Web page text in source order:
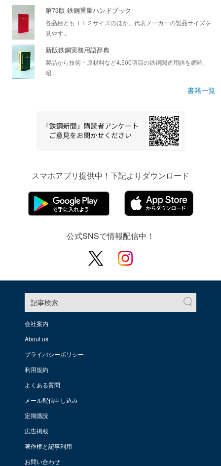
第73版 鉄鋼重量ハンドブック
各品種ともＪＩＳサイズのほか、代表メーカーの製品サイズを
見やす...
新版鉄鋼実務用語辞典
製品から技術・原材料など4,500項目の鉄鋼関連用語を網羅、
昭...
書籍一覧
スマホアプリ提供中！下記よりダウンロード
公式SNSで情報配信中！
記事検索
会社案内
About us
プライバシーポリシー
利用規約
よくある質問
メール配信申し込み
定期購読
広告掲載
著作権と記事利用
お問い合わせ